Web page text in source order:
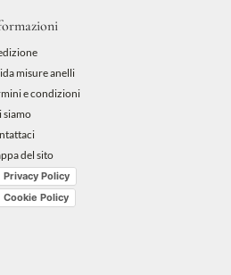
misure anelli
e condizioni
siamo
del sito
Privacy Policy
Cookie Policy